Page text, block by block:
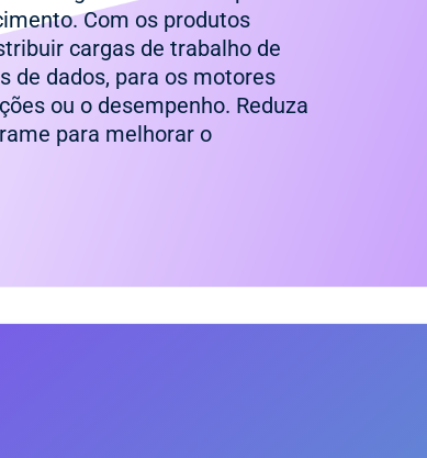
Com os produtos
cargas de trabalho de
de dados, para os motores
ou o desempenho. Reduza
para melhorar o